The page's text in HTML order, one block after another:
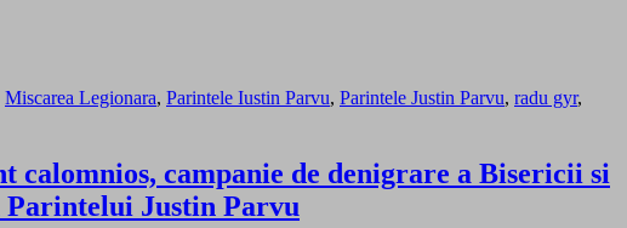
Miscarea Legionara, Parintele Iustin Parvu, Parintele Justin Parvu, radu gyr,
campanie de denigrare a Bisericii si
Parintelui Justin Parvu